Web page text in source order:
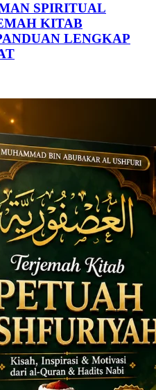
SPIRITUAL
KITAB
LENGKAP